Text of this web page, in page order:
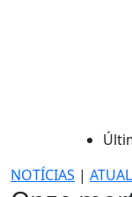
NOTÍCIAS |